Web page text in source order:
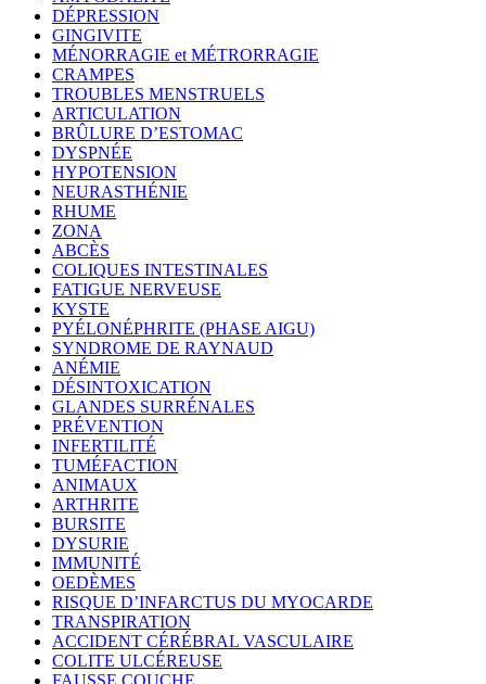
DÉPRESSION
GINGIVITE
MÉNORRAGIE et MÉTRORRAGIE
CRAMPES
TROUBLES MENSTRUELS
ARTICULATION
BRÛLURE D’ESTOMAC
DYSPNÉE
HYPOTENSION
NEURASTHÉNIE
RHUME
ZONA
ABCÈS
COLIQUES INTESTINALES
FATIGUE NERVEUSE
KYSTE
PYÉLONÉPHRITE (PHASE AIGU)
SYNDROME DE RAYNAUD
ANÉMIE
DÉSINTOXICATION
GLANDES SURRÉNALES
PRÉVENTION
INFERTILITÉ
TUMÉFACTION
ANIMAUX
ARTHRITE
BURSITE
DYSURIE
IMMUNITÉ
OEDÈMES
RISQUE D’INFARCTUS DU MYOCARDE
TRANSPIRATION
ACCIDENT CÉRÉBRAL VASCULAIRE
COLITE ULCÉREUSE
FAUSSE COUCHE